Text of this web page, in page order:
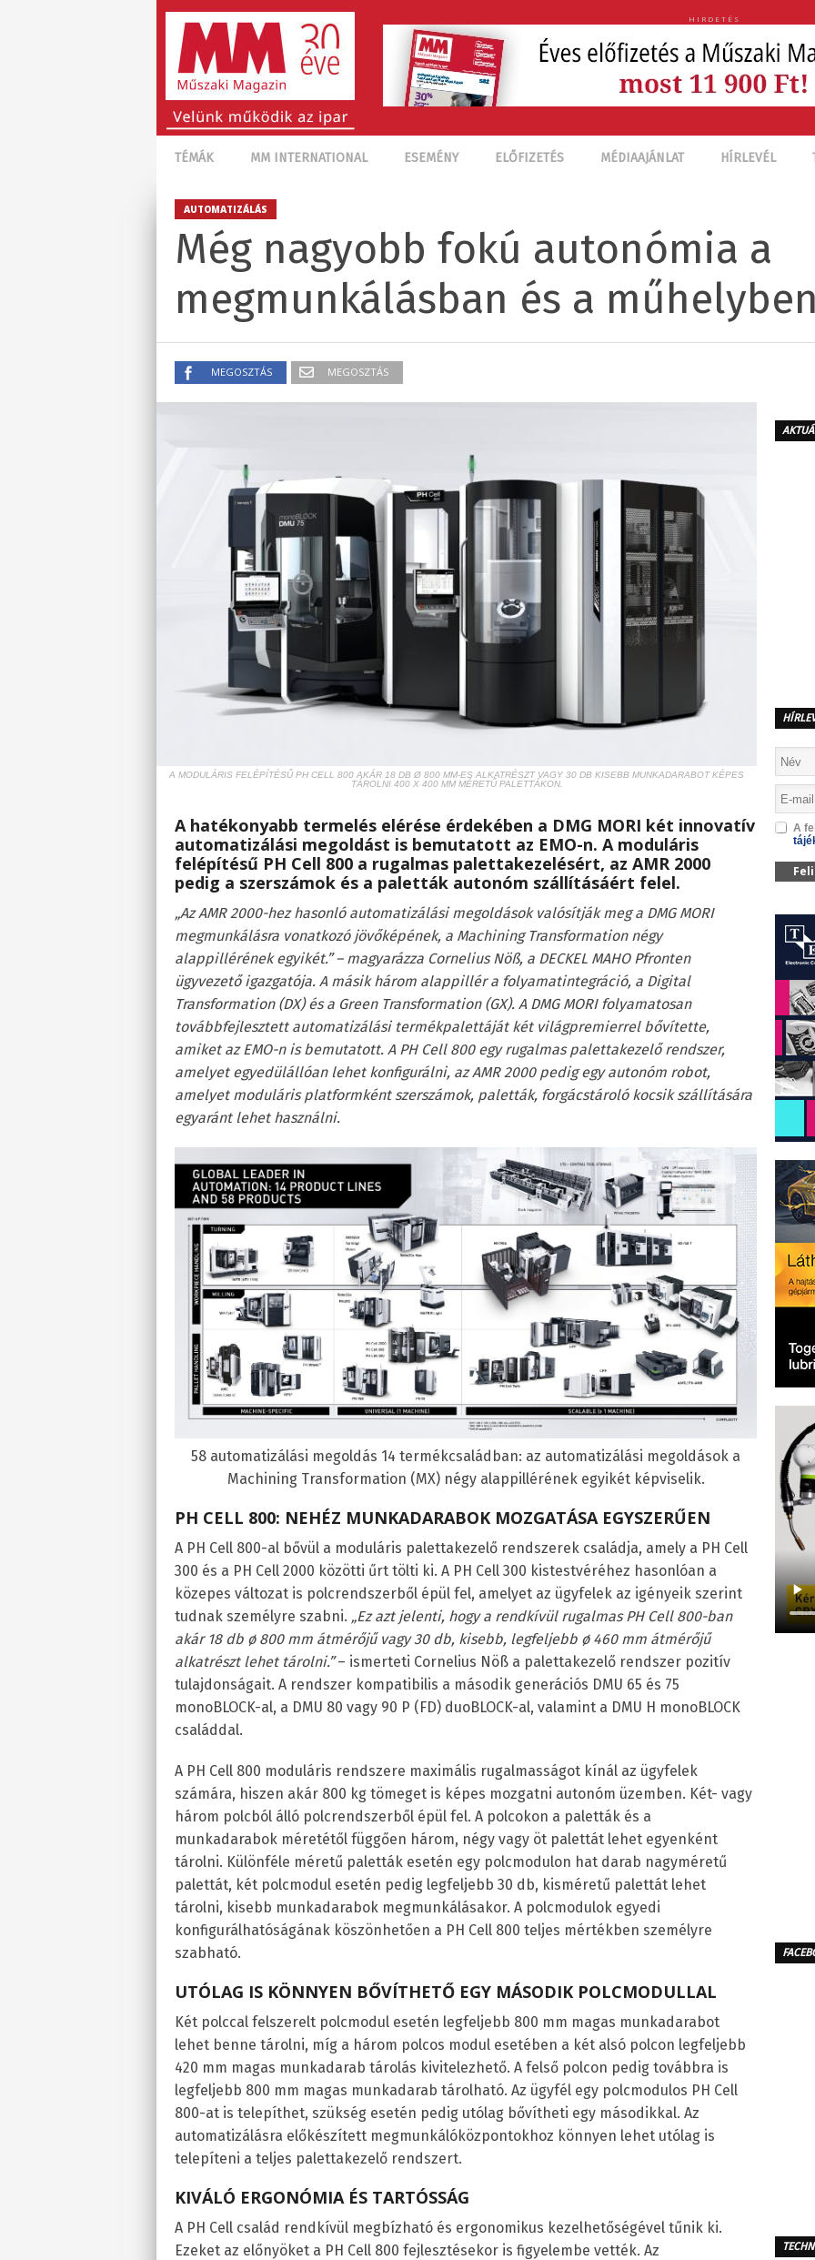
HIRDETÉS
TÉMÁK MM INTERNATIONAL ESEMÉNY ELŐFIZETÉS MÉDIAAJÁNLAT HÍRLEVÉL
AUTOMATIZÁLÁS
Még nagyobb fokú autonómia a
megmunkálásban és a
MEGOSZTÁS MEGOSZTÁS
A MODULÁRIS FELÉPÍTÉSŰ PH CELL 800 AKÁR 18 DB Ø 800 MM-ES ALKATRÉSZT VAGY 30 DB KISEBB MUNKADARABOT KÉPES
TÁROLNI 400 X 400 MM MÉRETŰ PALETTÁKON.
A hatékonyabb termelés elérése érdekében a DMG MORI két innovatív
automatizálási megoldást is bemutatott az EMO-n. A moduláris
felépítésű PH Cell 800 a rugalmas palettakezelésért, az AMR 2000
pedig a szerszámok és a paletták autonóm szállításáért felel.
„Az AMR 2000-hez hasonló automatizálási megoldások valósítják meg a DMG MORI
megmunkálásra vonatkozó jövőképének, a Machining Transformation négy
alappillérének egyikét.” – magyarázza Cornelius Nöß, a DECKEL MAHO Pfronten
ügyvezető igazgatója. A másik három alappillér a folyamatintegráció, a Digital
Transformation (DX) és a Green Transformation (GX). A DMG MORI folyamatosan
továbbfejlesztett automatizálási termékpalettáját két világpremierrel bővítette,
amiket az EMO-n is bemutatott. A PH Cell 800 egy rugalmas palettakezelő rendszer,
amelyet egyedülállóan lehet konfigurálni, az AMR 2000 pedig egy autonóm robot,
amelyet moduláris platformként szerszámok, paletták, forgácstároló kocsik szállítására
egyaránt lehet használni.
58 automatizálási megoldás 14 termékcsaládban: az automatizálási megoldások a
Machining Transformation (MX) négy alappillérének egyikét képviselik.
PH CELL 800: NEHÉZ MUNKADARABOK MOZGATÁSA EGYSZERŰEN
A PH Cell 800-al bővül a moduláris palettakezelő rendszerek családja, amely a PH Cell
300 és a PH Cell 2000 közötti űrt tölti ki. A PH Cell 300 kistestvéréhez hasonlóan a
közepes változat is polcrendszerből épül fel, amelyet az ügyfelek az igényeik szerint
tudnak személyre szabni. „Ez azt jelenti, hogy a rendkívül rugalmas PH Cell 800-ban
akár 18 db ø 800 mm átmérőjű vagy 30 db, kisebb, legfeljebb ø 460 mm átmérőjű
alkatrészt lehet tárolni.”– ismerteti Cornelius Nöß a palettakezelő rendszer pozitív
tulajdonságait. A rendszer kompatibilis a második generációs DMU 65 és 75
monoBLOCK-al, a DMU 80 vagy 90 P (FD) duoBLOCK-al, valamint a DMU H monoBLOCK
családdal.
A PH Cell 800 moduláris rendszere maximális rugalmasságot kínál az ügyfelek
számára, hiszen akár 800 kg tömeget is képes mozgatni autonóm üzemben. Két- vagy
három polcból álló polcrendszerből épül fel. A polcokon a paletták és a
munkadarabok méretétől függően három, négy vagy öt palettát lehet egyenként
tárolni. Különféle méretű paletták esetén egy polcmodulon hat darab nagyméretű
palettát, két polcmodul esetén pedig legfeljebb 30 db, kisméretű palettát lehet
tárolni, kisebb munkadarabok megmunkálásakor. A polcmodulok egyedi
konfigurálhatóságának köszönhetően a PH Cell 800 teljes mértékben személyre
szabható.
UTÓLAG IS KÖNNYEN BŐVÍTHETŐ EGY MÁSODIK POLCMODULLAL
Két polccal felszerelt polcmodul esetén legfeljebb 800 mm magas munkadarabot
lehet benne tárolni, míg a három polcos modul esetében a két alsó polcon legfeljebb
420 mm magas munkadarab tárolás kivitelezhető. A felső polcon pedig továbbra is
legfeljebb 800 mm magas munkadarab tárolható. Az ügyfél egy polcmodulos PH Cell
800-at is telepíthet, szükség esetén pedig utólag bővítheti egy másodikkal. Az
automatizálásra előkészített megmunkálóközpontokhoz könnyen lehet utólag is
telepíteni a teljes palettakezelő rendszert.
KIVÁLÓ ERGONÓMIA ÉS TARTÓSSÁG
A PH Cell család rendkívül megbízható és ergonomikus kezelhetőségével tűnik ki.
Ezeket az előnyöket a PH Cell 800 fejlesztésekor is figyelembe vették. Az
A